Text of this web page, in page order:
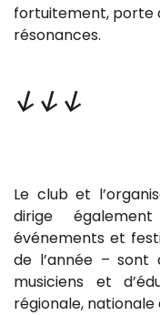
fortuitement, porte
résonances.
↓↓↓
Le club et
dirige
événements et
de l’année –
musiciens et
régionale,